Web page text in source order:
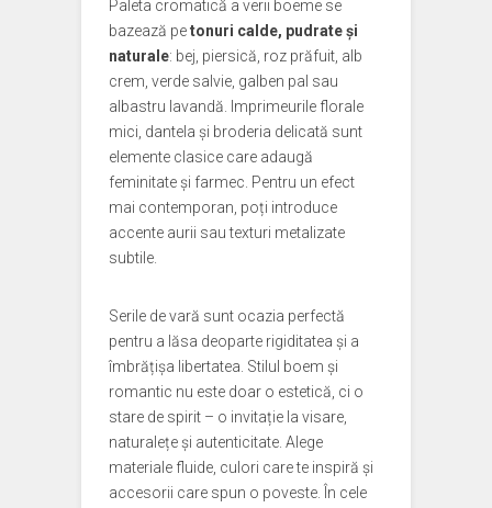
Paleta cromatică a verii boeme se
bazează petonuri calde, pudrate și
naturale: bej, piersică, roz prăfuit, alb
crem, verde salvie, galben pal sau
albastru lavandă. Imprimeurile florale
mici, dantela și broderia delicată sunt
elemente clasice care adaugă
feminitate și farmec. Pentru un efect
mai contemporan, poți introduce
accente aurii sau texturi metalizate
subtile.
Serile de vară sunt ocazia perfectă
pentru a lăsa deoparte rigiditatea și a
îmbrățișa libertatea. Stilul boem și
romantic nu este doar o estetică, ci o
stare de spirit – o invitație la visare,
naturalețe și autenticitate. Alege
materiale fluide, culori care te inspiră și
accesorii care spun o poveste. În cele